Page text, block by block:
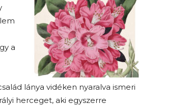
a
lánya vidéken nyaralva ismeri
herceget, aki egyszerre